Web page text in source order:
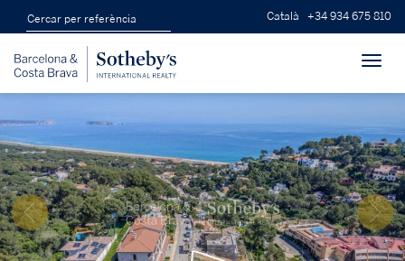
Català +34 934 675 810